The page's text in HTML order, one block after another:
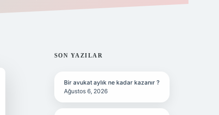
SIDEBAR
SON YAZILAR
Bir avukat aylık ne kadar kazanır ?
Ağustos 6, 2026